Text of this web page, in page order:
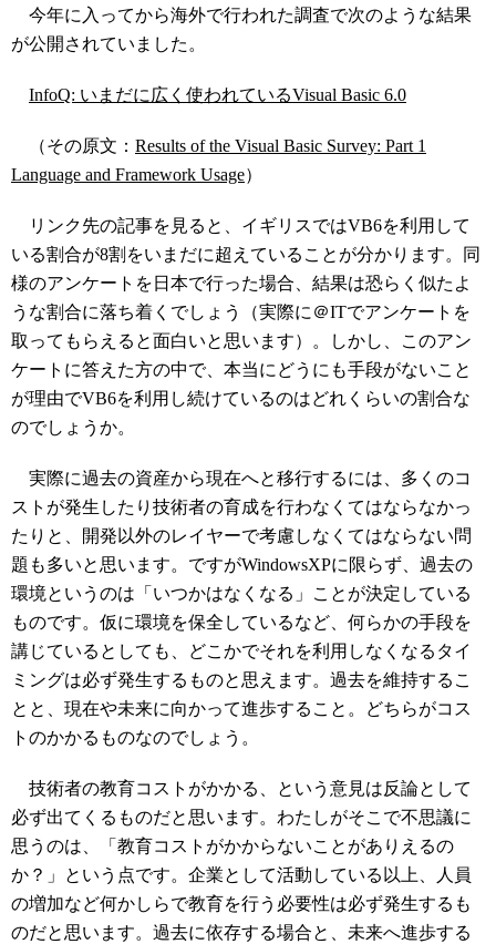
今年に入ってから海外で行われた調査で次のような結果
が公開されていました。
InfoQ: いまだに広く使われているVisual Basic 6.0
（その原文： Results of the Visual Basic Survey: Part 1
Language and Framework Usage）
リンク先の記事を見ると、イギリスではVB6を利用して
いる割合が8割をいまだに超えていることが分かります。同
様のアンケートを日本で行った場合、結果は恐らく似たよ
うな割合に落ち着くでしょう（実際に＠ITでアンケートを
取ってもらえると面白いと思います）。しかし、このアン
ケートに答えた方の中で、本当にどうにも手段がないこと
が理由でVB6を利用し続けているのはどれくらいの割合な
のでしょうか。
実際に過去の資産から現在へと移行するには、多くのコ
ストが発生したり技術者の育成を行わなくてはならなかっ
たりと、開発以外のレイヤーで考慮しなくてはならない問
題も多いと思います。ですがWindowsXPに限らず、過去の
環境というのは「いつかはなくなる」ことが決定している
ものです。仮に環境を保全しているなど、何らかの手段を
講じているとしても、どこかでそれを利用しなくなるタイ
ミングは必ず発生するものと思えます。過去を維持するこ
とと、現在や未来に向かって進歩すること。どちらがコス
トのかかるものなのでしょう。
技術者の教育コストがかかる、という意見は反論として
必ず出てくるものだと思います。わたしがそこで不思議に
思うのは、「教育コストがかからないことがありえるの
か？」という点です。企業として活動している以上、人員
の増加など何かしらで教育を行う必要性は必ず発生するも
のだと思います。過去に依存する場合と、未来へ進歩する